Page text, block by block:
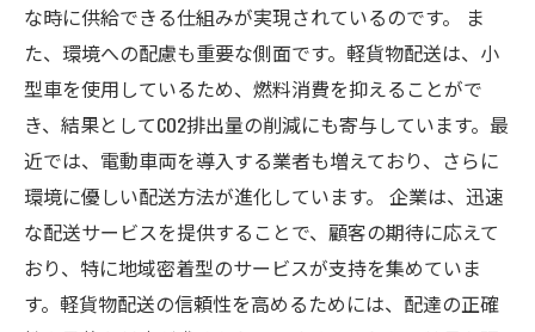
な時に供給できる仕組みが実現されているのです。 ま
た、環境への配慮も重要な側面です。軽貨物配送は、小
型車を使用しているため、燃料消費を抑えることがで
き、結果としてCO2排出量の削減にも寄与しています。最
近では、電動車両を導入する業者も増えており、さらに
環境に優しい配送方法が進化しています。 企業は、迅速
な配送サービスを提供することで、顧客の期待に応えて
おり、特に地域密着型のサービスが支持を集めていま
す。軽貨物配送の信頼性を高めるためには、配達の正確